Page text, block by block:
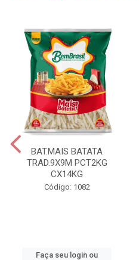
BAT.MAIS BATATA
TRAD.9X9M PCT2KG
CX14KG
Código: 1082
Faça seu login ou